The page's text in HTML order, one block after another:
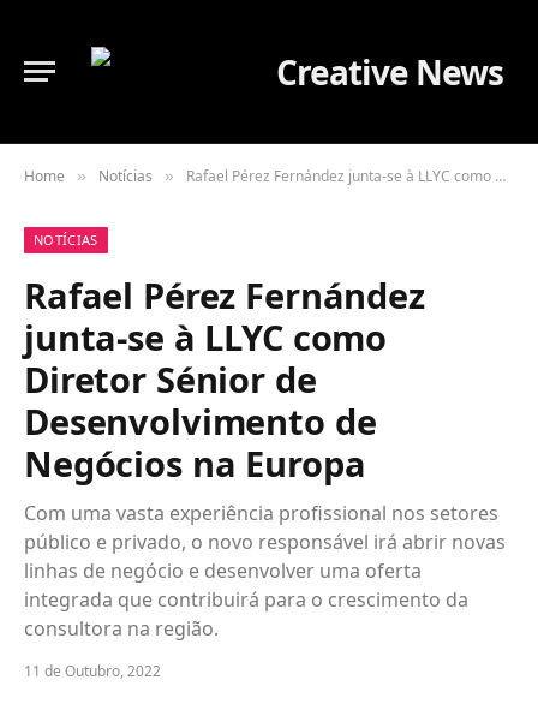
Home » Notícias » Rafael Pérez Fernández junta-se à LLYC como Diretor Sénior de Desenvolvimento de Negócios na Europa
NOTÍCIAS
Rafael Pérez Fernández
junta-se à LLYC como
Diretor Sénior de
Desenvolvimento de
Negócios na Europa
Com uma vasta experiência profissional nos setores
público e privado, o novo responsável irá abrir novas
linhas de negócio e desenvolver uma oferta
integrada que contribuirá para o crescimento da
consultora na região.
11 de Outubro, 2022